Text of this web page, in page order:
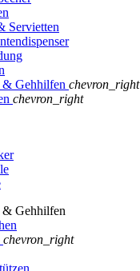
Servietten
Gehhilfen chevron_right
chevron_right
Gehhilfen
chevron_right